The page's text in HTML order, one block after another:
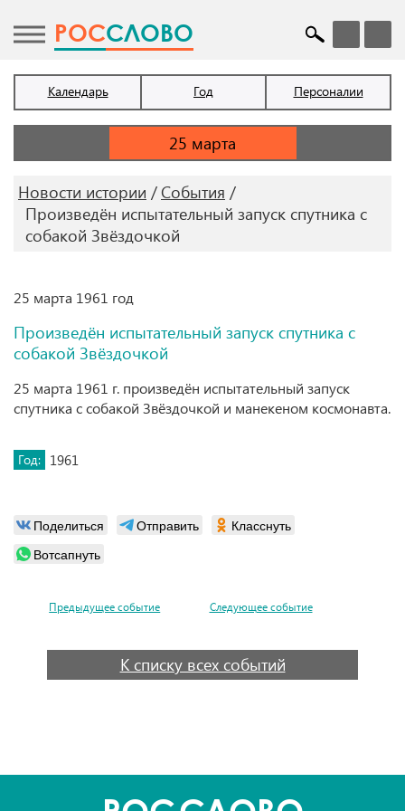
POCСЛОВО
Календарь Год Персоналии
Новости истории
События
Произведён испытательный запуск спутника с
собакой Звёздочкой
25 марта 1961 год
Произведён испытательный запуск спутника с
собакой Звёздочкой
25 марта 1961 г. произведён испытательный запуск
спутника с собакой Звёздочкой и манекеном космонавта.
Год: 1961
Поделиться Отправить
Класснуть
Вотсапнуть
Предыдущее событие Следующее событие
К списку всех событий